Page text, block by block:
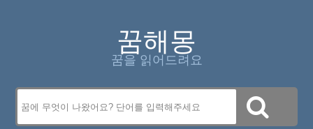
꿈해몽
꿈을 읽어드려요